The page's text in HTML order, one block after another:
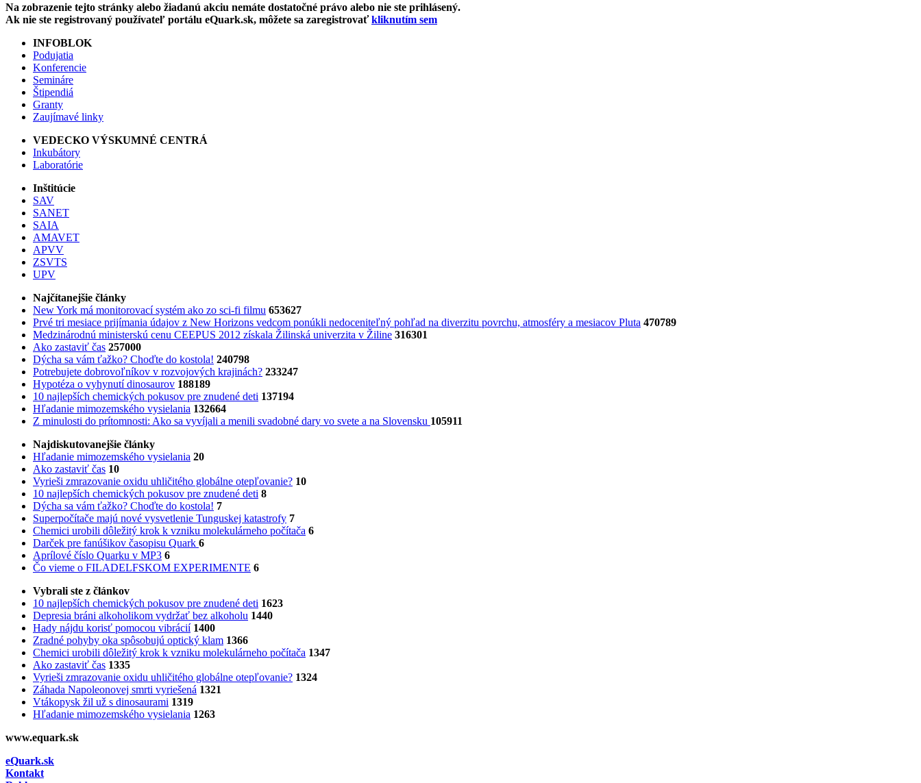
Na zobrazenie tejto stránky alebo žiadanú akciu nemáte dostatočné právo alebo nie ste prihlásený.
Ak nie ste registrovaný používateľ portálu eQuark.sk, môžete sa zaregistrovaťkliknutím sem
INFOBLOK
Podujatia
Konferencie
Semináre
Štipendiá
Granty
Zaujímavé linky
VEDECKO VÝSKUMNÉ CENTRÁ
Inkubátory
Laboratórie
Inštitúcie
SAV
SANET
SAIA
AMAVET
APVV
ZSVTS
UPV
Najčítanejšie články
New York má monitorovací systém ako zo sci-fi filmu 653627
Prvé tri mesiace prijímania údajov z New Horizons vedcom ponúkli nedoceniteľný pohľad na diverzitu povrchu, atmosféry a mesiacov Pluta 470789
Medzinárodnú ministerskú cenu CEEPUS 2012 získala Žilinská univerzita v Žiline 316301
Ako zastaviť čas 257000
Dýcha sa vám ťažko? Choďte do kostola! 240798
Potrebujet​e dobrovoľníkov v rozvojovýc​h krajinách? 233247
Hypotéza o vyhynutí dinosaurov 188189
10 najlepších chemických pokusov pre znudené deti 137194
Hľadanie mimozemského vysielania 132664
Z minulosti do prítomnosti: Ako sa vyvíjali a menili svadobné dary vo svete a na Slovensku 105911
Najdiskutovanejšie články
Hľadanie mimozemského vysielania 20
Ako zastaviť čas 10
Vyrieši zmrazovanie oxidu uhličitého globálne otepľovanie? 10
10 najlepších chemických pokusov pre znudené deti 8
Dýcha sa vám ťažko? Choďte do kostola! 7
Superpočítače majú nové vysvetlenie Tunguskej katastrofy 7
Chemici urobili dôležitý krok k vzniku molekulárneho počítača 6
Darček pre fanúšikov časopisu Quark 6
Aprílové číslo Quarku v MP3 6
Čo vieme o FILADELFSKOM EXPERIMENTE 6
Vybrali ste z článkov
10 najlepších chemických pokusov pre znudené deti 1623
Depresia bráni alkoholikom vydržať bez alkoholu 1440
Hady nájdu korisť pomocou vibrácií 1400
Zradné pohyby oka spôsobujú optický klam 1366
Chemici urobili dôležitý krok k vzniku molekulárneho počítača 1347
Ako zastaviť čas 1335
Vyrieši zmrazovanie oxidu uhličitého globálne otepľovanie? 1324
Záhada Napoleonovej smrti vyriešená 1321
Vtákopysk žil už s dinosaurami 1319
Hľadanie mimozemského vysielania 1263
www.equark.sk
eQuark.sk
Kontakt